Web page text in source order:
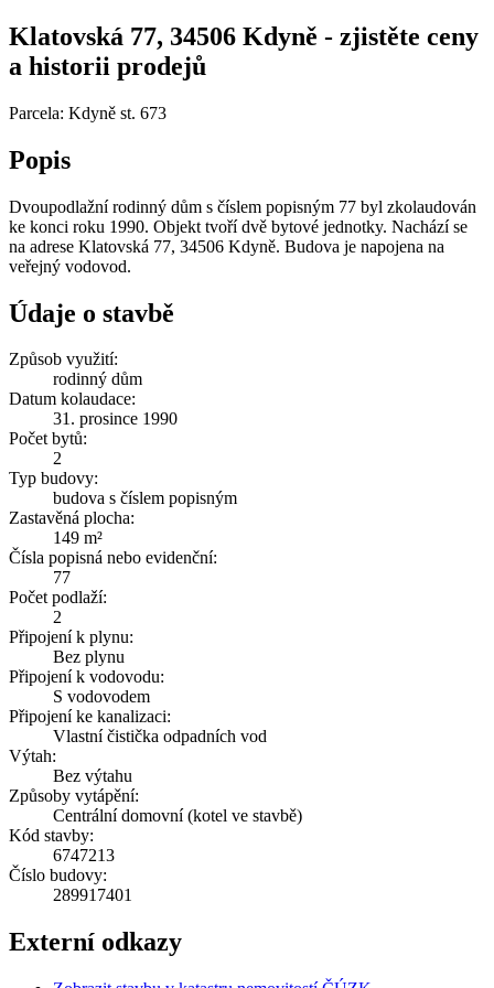
Klatovská 77, 34506 Kdyně - zjistěte ceny
a historii prodejů
Parcela: Kdyně st. 673
Popis
Dvoupodlažní rodinný dům s číslem popisným 77 byl zkolaudován
ke konci roku 1990. Objekt tvoří dvě bytové jednotky. Nachází se
na adrese Klatovská 77, 34506 Kdyně. Budova je napojena na
veřejný vodovod.
Údaje o stavbě
Způsob využití:
rodinný dům
Datum kolaudace:
31. prosince 1990
Počet bytů:
2
Typ budovy:
budova s číslem popisným
Zastavěná plocha:
149 m²
Čísla popisná nebo evidenční:
77
Počet podlaží:
2
Připojení k plynu:
Bez plynu
Připojení k vodovodu:
S vodovodem
Připojení ke kanalizaci:
Vlastní čistička odpadních vod
Výtah:
Bez výtahu
Způsoby vytápění:
Centrální domovní (kotel ve stavbě)
Kód stavby:
6747213
Číslo budovy:
289917401
Externí odkazy